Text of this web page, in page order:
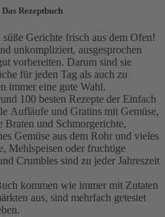
Rezeptbuch
Gerichte frisch aus dem Ofen!
unkompliziert, ausgesprochen
vorbereiten. Darum sind sie
für jeden Tag als auch zu
immer eine gute Wahl.
100 besten Rezepte der Einfach
Aufläufe und Gratins mit Gemüse,
Braten und Schmorgerichte,
Gemüse aus dem Rohr und vieles
Mehlspeisen oder fruchtige
Crumbles sind zu jeder Jahreszeit
kommen wie immer mit Zutaten
aus, sind mehrfach getestet